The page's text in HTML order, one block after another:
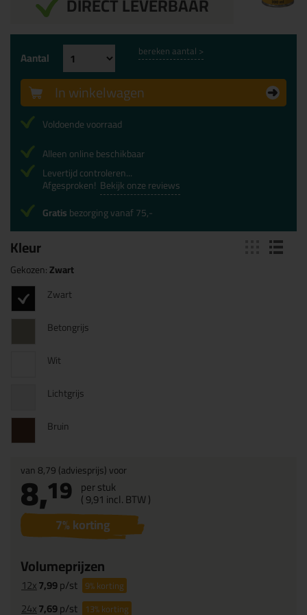
Kleur
Gekozen:Zwart
Zwart
Betongrijs
Wit
Lichtgrijs
Bruin
van8,79(adviesprijs) voor
8,19 per stuk
(9,91 incl. BTW )
7% korting
Volumeprijzen
12x7,99p/st 9%korting
24x7,69p/st 13%korting
Aantal bereken aantal >
In winkelwagen
Voldoende voorraad
Alleen online beschikbaar
Levertijd controleren...
Afgesproken! Bekijk onze reviews
Gratisbezorging vanaf 75,-